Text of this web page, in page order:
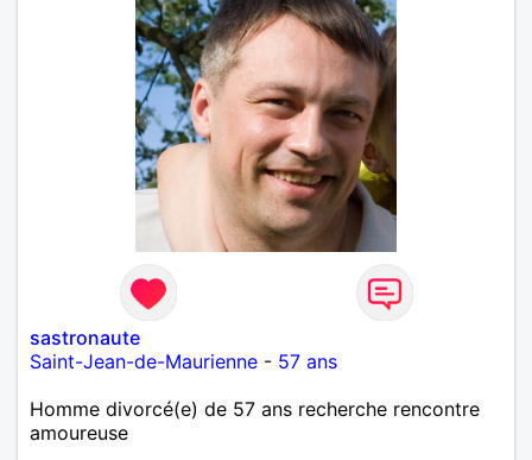
sastronaute
Saint-Jean-de-Maurienne - 57 ans
Homme divorcé(e) de 57 ans recherche rencontre
amoureuse